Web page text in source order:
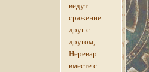
ведут
сражение
друг с
другом,
Неревар
вместе с